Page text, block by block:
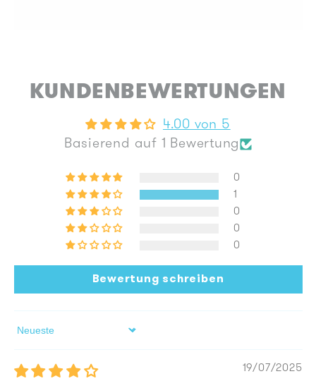
KUNDENBEWERTUNGEN
4.00 von 5
Basierend auf 1 Bewertung
0
1
0
0
0
Bewertung schreiben
Sort by
19/07/2025